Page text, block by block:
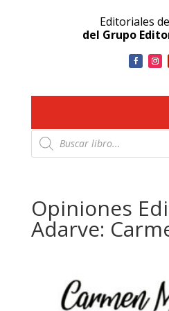
Editoriales
del Grupo
Búsqueda
de
productos
Opiniones
Adarve: